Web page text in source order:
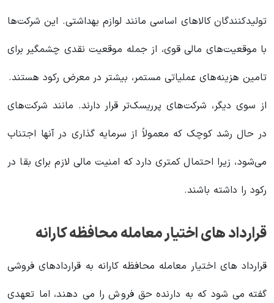
تولیدکنندگان کالاهای اساسی مانند لوازم بهداشتی. این شرکت‌ها
با موقعیت‌های مالی قوی، از جمله موقعیت نقدی چشمگیر برای
تامین هزینه‌های عملیاتی مستمر، بیشتر در معرض رکود هستند.
از سوی دیگر، شرکت‌های پرریسک‌تر قرار دارند. مانند شرکت‌های
در حال رشد کوچک که معمولاً از سرمایه گذاری در آنها اجتناب
می‌شود، زیرا احتمال کمتری دارد که امنیت مالی لازم برای بقا در
رکود را داشته باشند.
قرارداد های اختیار معامله محافظه کارانه
قرارداد های اختیار معامله محافظه کارانه به قراردادهای فروشی
گفته می شود که به دارنده حق فروش را می دهند، اما تعهدی